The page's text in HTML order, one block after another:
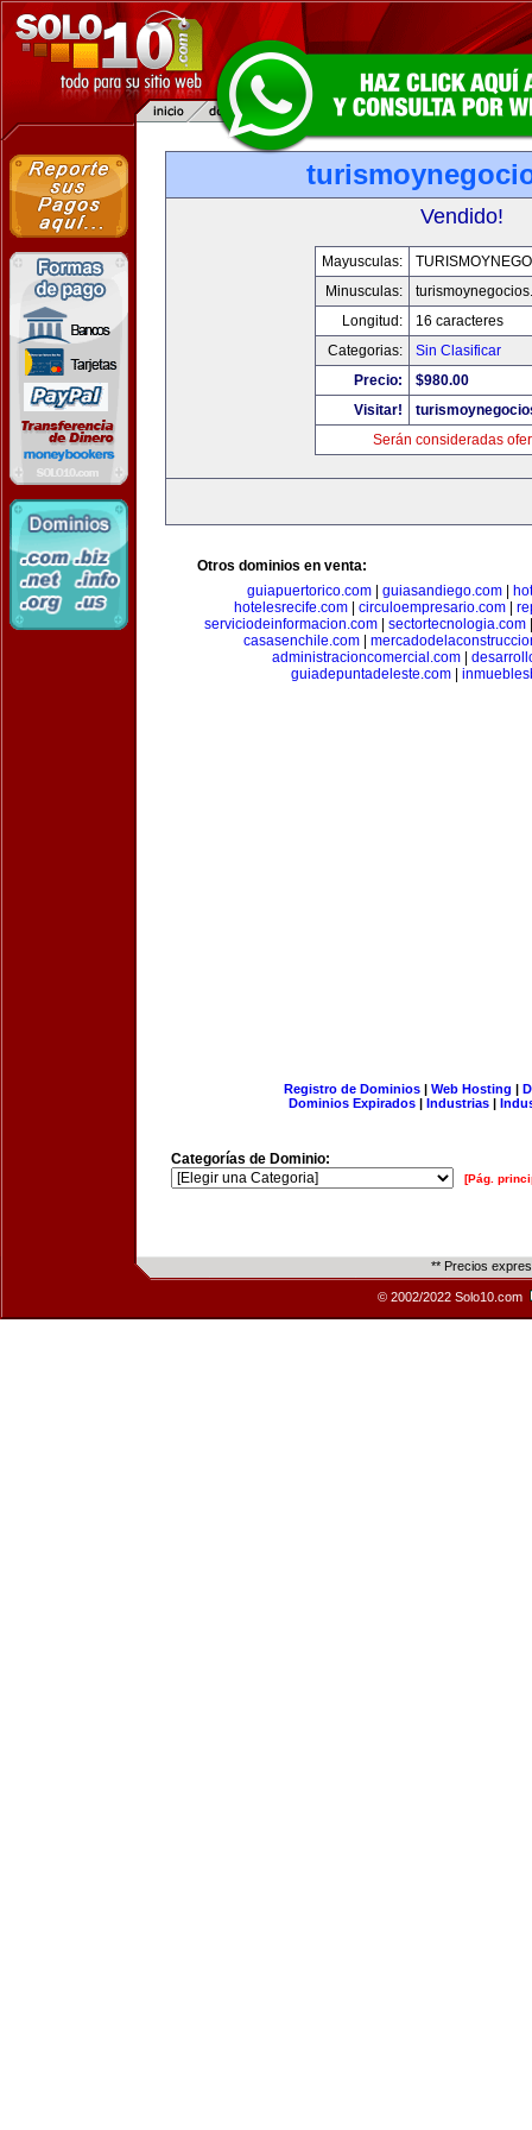
Vendido!
Mayusculas:
Minusculas:
Longitud:
16 caracteres
Categorias:
Sin Clasificar
Precio:
$980.00
Visitar!
Serán consideradas
Otros dominios en venta:
guiapuertorico.com| guiasandiego.com|
hotelesrecife.com| circuloempresario.com|
serviciodeinformacion.com
sectortecnologia.com
casasenchile.com|
administracioncomercial.com|
guiadepuntadeleste.com
Registro de Dominios| Web Hosting |
Dominios Expirados | Industrias |
Categorías de Dominio:
[Pág.
** Precios
© 2002/2022 Solo10.com